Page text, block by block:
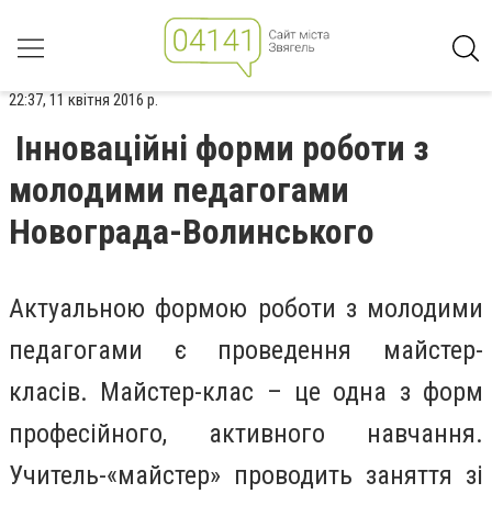
22:37, 11 квітня 2016 р.
Інноваційні форми роботи з
молодими педагогами
Новограда-Волинського
Актуальною формою роботи з молодими
педагогами є проведення майстер-
класів. Майстер-клас – це одна з форм
професійного, активного навчання.
Учитель-«майстер» проводить заняття зі